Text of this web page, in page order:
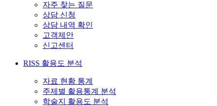
자주 찾는 질문
상담 신청
상담 내역 확인
고객제안
신고센터
RISS 활용도 분석
자료 현황 통계
주제별 활용통계 분석
학술지 활용도 분석